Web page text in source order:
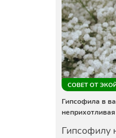
СОВЕТ ОТ
Гипсофила в
неприхотливая
Гипсофилу